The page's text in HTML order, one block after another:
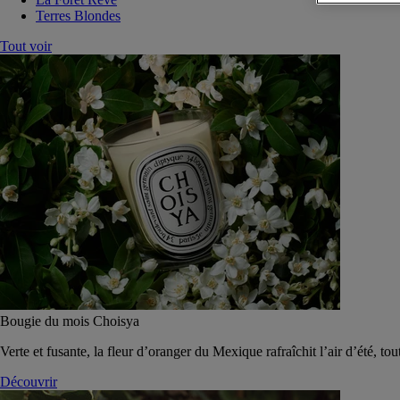
Terres Blondes
Tout voir
Bougie du mois Choisya
Verte et fusante, la fleur d’oranger du Mexique rafraîchit l’air d’été,
Découvrir